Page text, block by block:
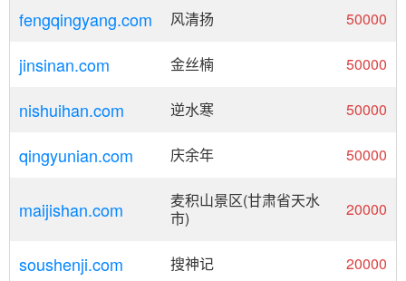
fengqingyang.com 风清扬 50000
jinsinan.com 金丝楠 50000
nishuihan.com 逆水寒 50000
qingyunian.com 庆余年 50000
maijishan.com
麦积山景区(甘肃省天水
市)
20000
soushenji.com 搜神记 20000